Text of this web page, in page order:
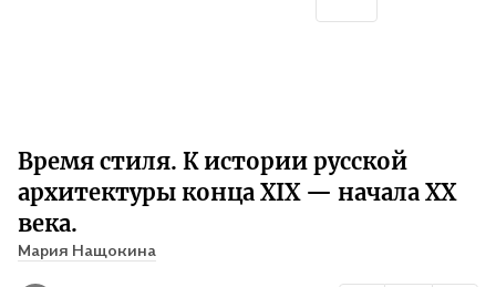
Время стиля. К истории русской
архитектуры конца XIX — начала XX
века.
Мария Нащокина